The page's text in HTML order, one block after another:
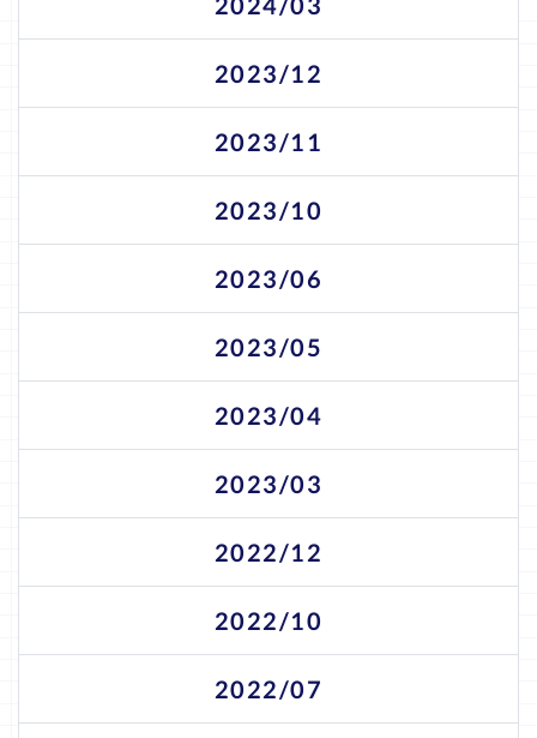
2023/12
2023/11
2023/10
2023/06
2023/05
2023/04
2023/03
2022/12
2022/10
2022/07